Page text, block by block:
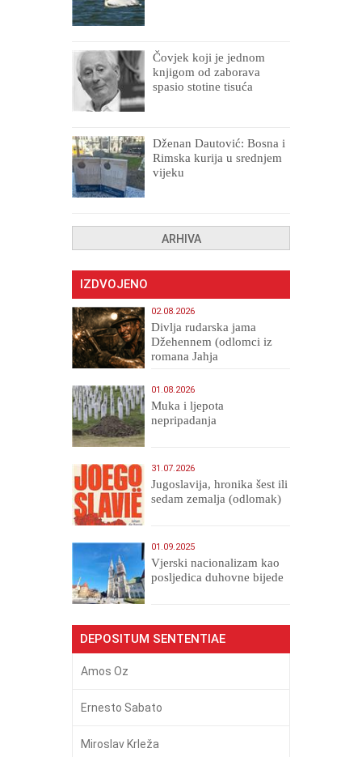
Čovjek koji je jednom
knjigom od zaborava
spasio stotine tisuća
Dženan Dautović: Bosna i
Rimska kurija u srednjem
vijeku
ARHIVA
IZDVOJENO
02.08.2026
Divlja rudarska jama
Džehennem (odlomci iz
romana Jahja
01.08.2026
Muka i ljepota
nepripadanja
31.07.2026
Jugoslavija, hronika šest ili
sedam zemalja (odlomak)
01.09.2025
​Vjerski nacionalizam kao
posljedica duhovne bijede
DEPOSITUM SENTENTIAE
Amos Oz
Ernesto Sabato
Miroslav Krleža